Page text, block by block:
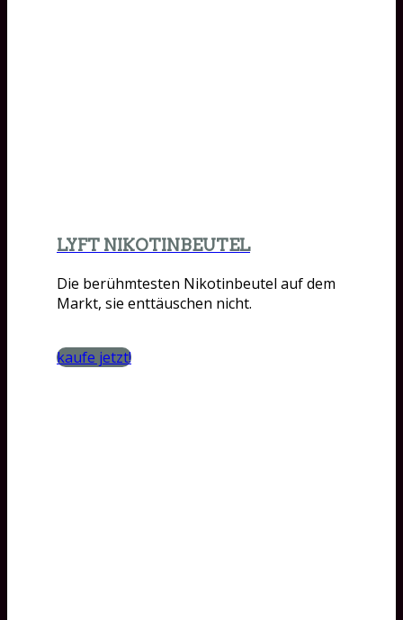
LYFT NIKOTINBEUTEL
Die berühmtesten Nikotinbeutel auf dem
Markt, sie enttäuschen nicht.
kaufe jetzt!